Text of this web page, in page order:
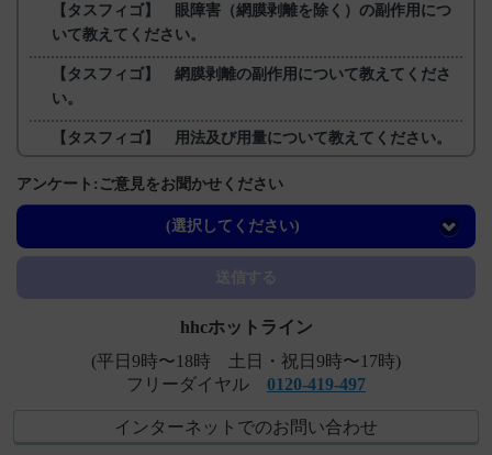
【タスフィゴ】 眼障害（網膜剥離を除く）の副作用につ
いて教えてください。
【タスフィゴ】 網膜剥離の副作用について教えてくださ
い。
【タスフィゴ】 用法及び用量について教えてください。
【タスフィゴ】 臨床成績について教えてください。
【タスフィゴ】 口内炎の副作用について教えてくださ
アンケート:ご意見をお聞かせください
(選択してください)
hhcホットライン
(平日9時〜18時 土日・祝日9時〜17時)
フリーダイヤル 0120-419-497
インターネットでのお問い合わせ